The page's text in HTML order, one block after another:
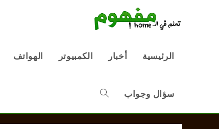
الرئيسية أخبار الكمبيوتر الهواتف
سؤال وجواب Toggle